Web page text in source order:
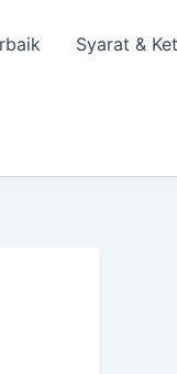
Syarat &